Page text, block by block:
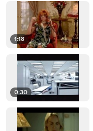
1:18
0:30